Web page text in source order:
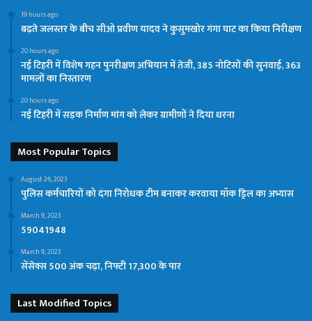
19 hours ago
बढ़ते जलस्तर के बीच सीओ प्रवीण यादव ने कुसुमखोर गंगा घाट का किया निरीक्षण
20 hours ago
नई टिहरी में विशेष गहन पुनरीक्षण अभियान में तेजी, 385 नोटिसों की सुनवाई, 363
मामलों का निस्तारण
20 hours ago
नई टिहरी में सड़क निर्माण मांग को लेकर ग्रामीणों ने दिया धरना
Most Popular Topics
August 26, 2023
पुलिस कर्मचारियों को दंगा निरोधक टीम बनाकर करवाया मॉक ड्रिल का अभ्यास
March 9, 2023
59041948
March 9, 2023
सेंसेक्स 500 अंक चढ़ा, निफ्टी 17,300 के पार
Last Modified Topics